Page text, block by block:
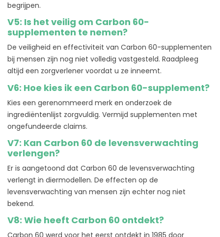
begrijpen.
V5: Is het veilig om Carbon 60-
supplementen te nemen?
De veiligheid en effectiviteit van Carbon 60-supplementen
bij mensen zijn nog niet volledig vastgesteld. Raadpleeg
altijd een zorgverlener voordat u ze inneemt.
V6: Hoe kies ik een Carbon 60-supplement?
Kies een gerenommeerd merk en onderzoek de
ingrediëntenlijst zorgvuldig. Vermijd supplementen met
ongefundeerde claims.
V7: Kan Carbon 60 de levensverwachting
verlengen?
Er is aangetoond dat Carbon 60 de levensverwachting
verlengt in diermodellen. De effecten op de
levensverwachting van mensen zijn echter nog niet
bekend.
V8: Wie heeft Carbon 60 ontdekt?
Carbon 60 werd voor het eerst ontdekt in 1985 door